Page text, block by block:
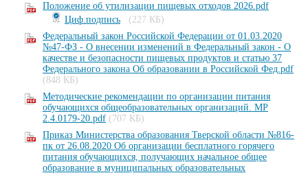
Положение об утилизации пищевых отходов 2026.pdf
Циф.подпись
(227 КБ)
Федеральный закон Российской Федерации от 01.03.2020
№47-ФЗ - О внесении изменений в Федеральный закон - О
качестве и безопасности пищевых продуктов и статью 37
Федерального закона Об образовании в Российской Фед.pdf
(848 КБ)
Методические рекомендации по организации питания
обучающихся общеобразовательных организаций. МР
2.4.0179-20.pdf (707 КБ)
Приказ Министерства образования Тверской области №816-
пк от 26.08.2020 Об организации бесплатного горячего
питания обучающихся, получающих начальное общее
образование в муниципальных образовательных